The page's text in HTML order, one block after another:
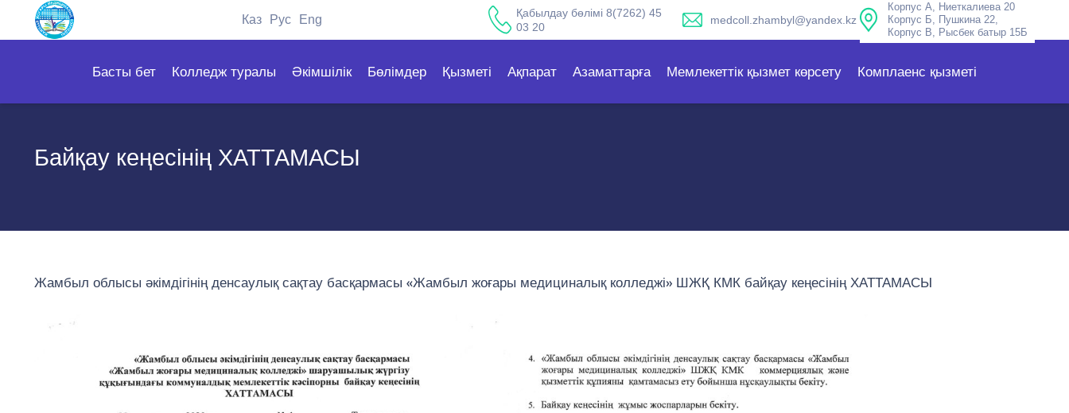
Каз Рус Eng
Қабылдау бөлімі 8(7262) 45
03 20
medcoll.zhambyl@yandex.kz
Корпус А, Ниеткалиева 20
Корпус Б, Пушкина 22,
Корпус В, Рысбек батыр 15Б
Басты бет Колледж туралы Әкімшілік Бөлімдер Қызметі Ақпарат Азаматтарға Мемлекеттік қызмет көрсету Комплаенс қызметі
Байқау кеңесінің ХАТТАМАСЫ
Жамбыл облысы әкімдігінің денсаулық сақтау басқармасы «Жамбыл жоғары медициналық колледжі» ШЖҚ КМК байқау кеңесінің ХАТТАМАСЫ